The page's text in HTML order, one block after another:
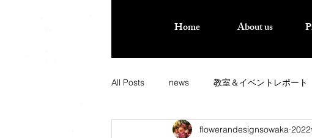
Home About us
All Posts news 教室＆イベントレポート
flowerandesignsowaka